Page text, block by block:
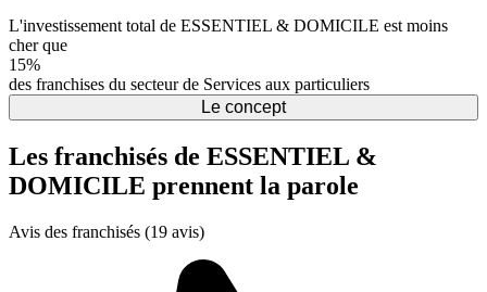
L'investissement total de ESSENTIEL & DOMICILE est moins
cher que
15%
des franchises du secteur de Services aux particuliers
Le concept
Les franchisés de ESSENTIEL &
DOMICILE prennent la parole
Avis des franchisés (19 avis)